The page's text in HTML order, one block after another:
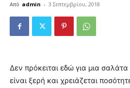
Από admin - 3 Σεπτεμβρίου, 2018
Δεν πρόκειται εδώ για μια
είναι ξερή και χρειάζεται